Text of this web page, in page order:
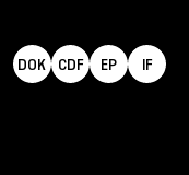
DOK CDF EP IF